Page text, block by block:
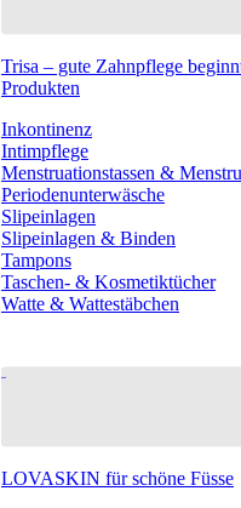
Trisa – gute Zahnpflege
Produkten
Inkontinenz
Intimpflege
Menstruationstassen &
Periodenunterwäsche
Slipeinlagen
Slipeinlagen & Binden
Tampons
Taschen- & Kosmetiktücher
Watte & Wattestäbchen
LOVASKIN für schöne Füsse